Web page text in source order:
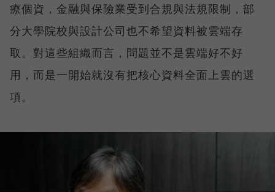
療個資，金融與保險業受到合規與法規限制，部
分大學院校與設計公司也不希望資料被雲端存
取。對這些組織而言，問題並不是雲端好不好
用，而是一開始就沒有把核心資料全面上雲的選
項。